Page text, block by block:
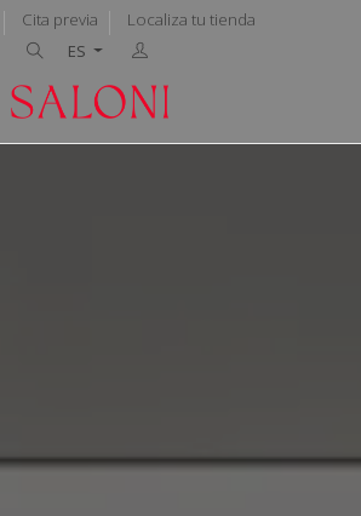
Cita previa
Localiza tu tienda
ES